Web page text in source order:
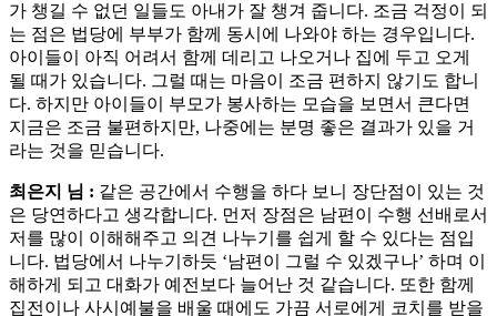
가 챙길 수 없던 일들도 아내가 잘 챙겨 줍니다. 조금 걱정이 되
는 점은 법당에 부부가 함께 동시에 나와야 하는 경우입니다.
아이들이 아직 어려서 함께 데리고 나오거나 집에 두고 오게
될 때가 있습니다. 그럴 때는 마음이 조금 편하지 않기도 합니
다. 하지만 아이들이 부모가 봉사하는 모습을 보면서 큰다면
지금은 조금 불편하지만, 나중에는 분명 좋은 결과가 있을 거
라는 것을 믿습니다.
최은지 님 : 같은 공간에서 수행을 하다 보니 장단점이 있는 것
은 당연하다고 생각합니다. 먼저 장점은 남편이 수행 선배로서
저를 많이 이해해주고 의견 나누기를 쉽게 할 수 있다는 점입
니다. 법당에서 나누기하듯 ‘남편이 그럴 수 있겠구나’ 하며 이
해하게 되고 대화가 예전보다 늘어난 것 같습니다. 또한 함께
집전이나 사시예불을 배울 때에도 가끔 서로에게 코치를 받을